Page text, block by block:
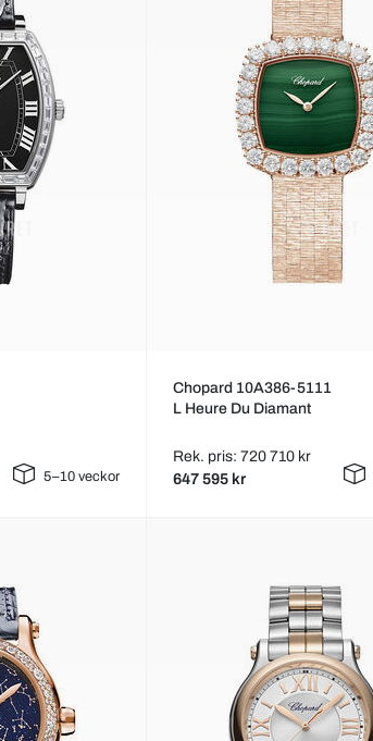
5–10 veckor
Chopard 10A386-5111
L Heure Du Diamant
Rek. pris: 720 710 kr
647 595 kr